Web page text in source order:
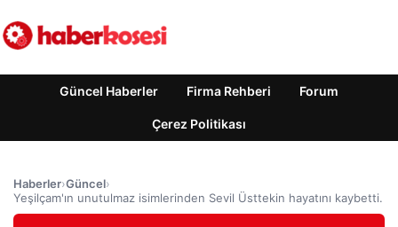
Güncel Haberler Firma Rehberi Forum
Çerez Politikası
Haberler›Güncel›
Yeşilçam'ın unutulmaz isimlerinden Sevil Üsttekin hayatını kaybetti.